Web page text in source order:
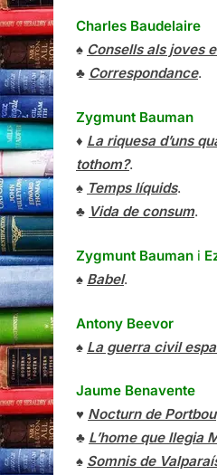
Charles Baudelaire
♠ Consells als joves
♣ Correspondance.
Zygmunt Bauman
♦ La riquesa d’uns
tothom?.
♠ Temps líquids.
♣ Vida de consum.
Zygmunt Bauman i
♠ Babel.
Antony Beevor
♠ La guerra civil
Jaume Benavente
♥ Nocturn de Portbou
♣ L’home que llegia
♠ Somnis de